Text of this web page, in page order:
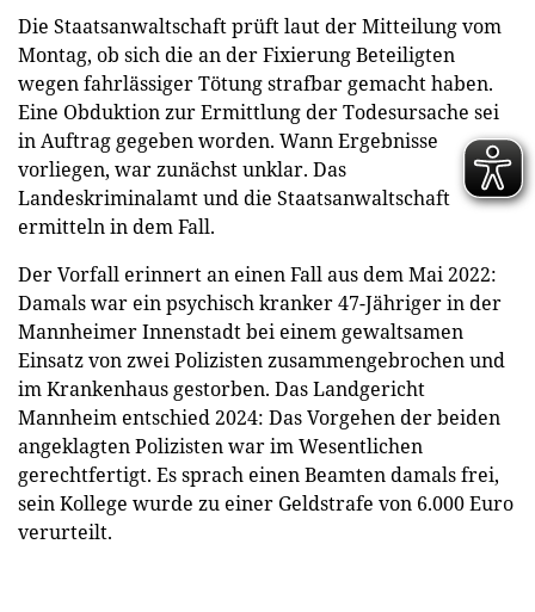
Die Staatsanwaltschaft prüft laut der Mitteilung vom
Montag, ob sich die an der Fixierung Beteiligten
wegen fahrlässiger Tötung strafbar gemacht haben.
Eine Obduktion zur Ermittlung der Todesursache sei
in Auftrag gegeben worden. Wann Ergebnisse
vorliegen, war zunächst unklar. Das
Landeskriminalamt und die Staatsanwaltschaft
ermitteln in dem Fall.
Der Vorfall erinnert an einen Fall aus dem Mai 2022:
Damals war ein psychisch kranker 47-Jähriger in der
Mannheimer Innenstadt bei einem gewaltsamen
Einsatz von zwei Polizisten zusammengebrochen und
im Krankenhaus gestorben. Das Landgericht
Mannheim entschied 2024: Das Vorgehen der beiden
angeklagten Polizisten war im Wesentlichen
gerechtfertigt. Es sprach einen Beamten damals frei,
sein Kollege wurde zu einer Geldstrafe von 6.000 Euro
verurteilt.